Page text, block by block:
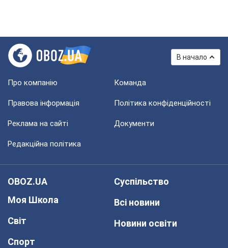
В начало
Про компанію Команда
Правова інформація Політика конфіденційності
Реклама на сайті Документи
Редакційна політика
OBOZ.UA
Моя Школа
Світ
Спорт
Суспільство
Всі новини
Новини освіти